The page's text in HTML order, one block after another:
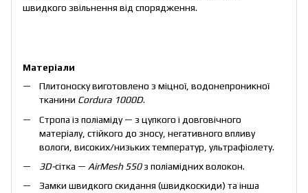
швидкого звільнення від спорядження.
Матеріали
Плитоноску виготовлено з міцної, водонепроникної
тканини Cordura 1000D.
Cтропа із поліаміду — з цупкого і довговічного
матеріалу, стійкого до зносу, негативного впливу
вологи, високих/низьких температур, ультрафіолету.
3D-сітка — AirMesh 550з поліамідних волокон.
Замки швидкого скидання (швидкоскиди) та інша